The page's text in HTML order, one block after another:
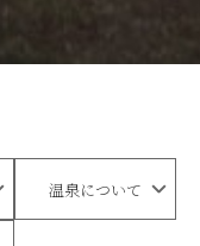
温泉について